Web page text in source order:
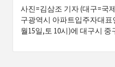
사진=김삼조 기자 (대구=국
구광역시 아파트입주자대표
월15일,토 10시)에 대구시